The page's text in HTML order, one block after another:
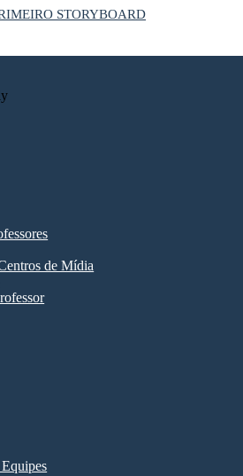
STORYBOARD
de Mídia